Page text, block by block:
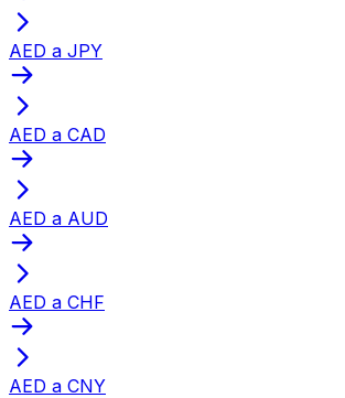
AED a JPY
AED a CAD
AED a AUD
AED a CHF
AED a CNY